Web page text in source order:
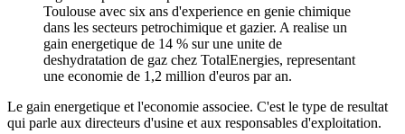
Toulouse avec six ans d'experience en genie chimique
dans les secteurs petrochimique et gazier. A realise un
gain energetique de 14 % sur une unite de
deshydratation de gaz chez TotalEnergies, representant
une economie de 1,2 million d'euros par an.
Le gain energetique et l'economie associee. C'est le type de resultat
qui parle aux directeurs d'usine et aux responsables d'exploitation.